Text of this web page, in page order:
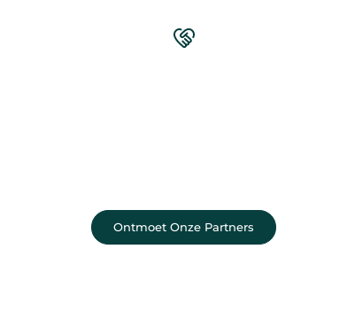
Ontmoet Onze Partners